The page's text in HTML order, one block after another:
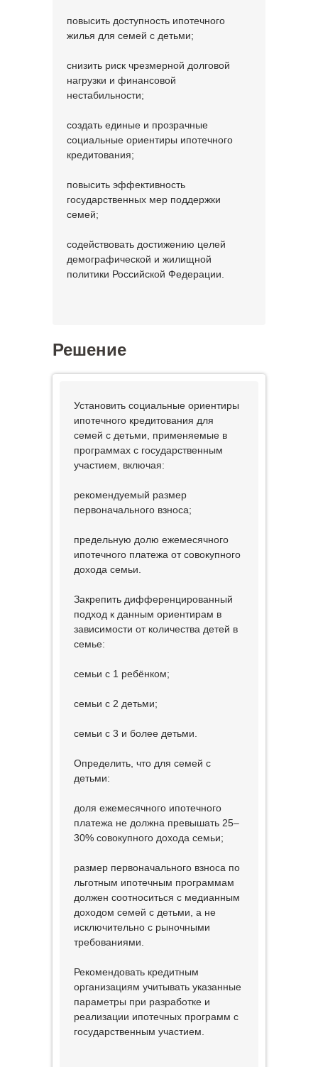
повысить доступность ипотечного
жилья для семей с детьми;
снизить риск чрезмерной долговой
нагрузки и финансовой
нестабильности;
создать единые и прозрачные
социальные ориентиры ипотечного
кредитования;
повысить эффективность
государственных мер поддержки
семей;
содействовать достижению целей
демографической и жилищной
политики Российской Федерации.
Решение
Установить социальные ориентиры
ипотечного кредитования для
семей с детьми, применяемые в
программах с государственным
участием, включая:
рекомендуемый размер
первоначального взноса;
предельную долю ежемесячного
ипотечного платежа от совокупного
дохода семьи.
Закрепить дифференцированный
подход к данным ориентирам в
зависимости от количества детей в
семье:
семьи с 1 ребёнком;
семьи с 2 детьми;
семьи с 3 и более детьми.
Определить, что для семей с
детьми:
доля ежемесячного ипотечного
платежа не должна превышать 25–
30% совокупного дохода семьи;
размер первоначального взноса по
льготным ипотечным программам
должен соотноситься с медианным
доходом семей с детьми, а не
исключительно с рыночными
требованиями.
Рекомендовать кредитным
организациям учитывать указанные
параметры при разработке и
реализации ипотечных программ с
государственным участием.